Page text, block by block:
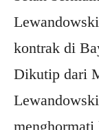
kontrak di
Dikutip dari
menghormati